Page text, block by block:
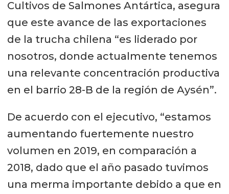
Cultivos de Salmones Antártica, asegura
que este avance de las exportaciones
de la trucha chilena “es liderado por
nosotros, donde actualmente tenemos
una relevante concentración productiva
en el barrio 28-B de la región de Aysén”.
De acuerdo con el ejecutivo, “estamos
aumentando fuertemente nuestro
volumen en 2019, en comparación a
2018, dado que el año pasado tuvimos
una merma importante debido a que en